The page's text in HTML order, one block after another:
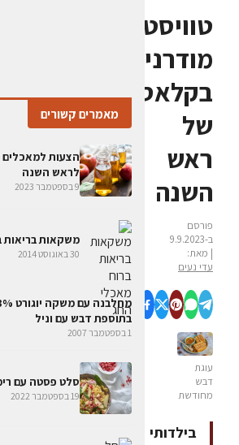
טוויסטים
מודרניים
בקלאסיקות
של
ראש
השנה
פורסם
ב-9.9.2023
| מאת:
עדי נעים
עוגת
דבש
מחודשת
בילדותי
מאמרים קשורים
הצעות למאכלים
לראש השנה
9 בספטמבר 2023
משקאות בריאות
30 באוגוסט 2014
בתוספת דבש עם וניל
1 בספטמבר 2007
סלט פסטה עם
19 בספטמבר 2022